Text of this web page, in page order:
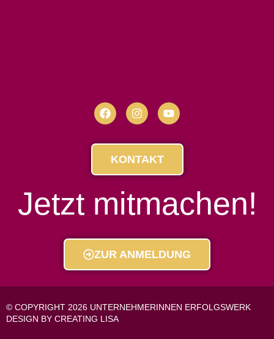
KONTAKT
Jetzt mitmachen!
ZUR ANMELDUNG
© COPYRIGHT 2026 UNTERNEHMERINNEN ERFOLGSWERK
DESIGN BY CREATING LISA